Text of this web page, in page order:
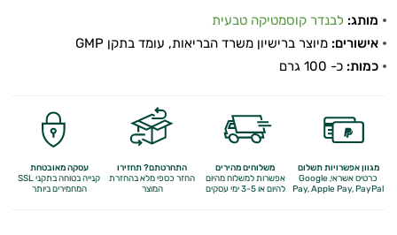
מותג: לבנדר קוסמטיקה טבעית
אישורים: מיוצר ברישיון משרד הבריאות, עומד בתקן GMP
כמות: כ- 100 גרם
מגוון אפשרויות תשלום
כרטיס אשראי, Google
Pay,Apple Pay, PayPal
משלוחים מהירים
אפשרות למשלוח מהיום
להיום או 3-5 ימי עסקים
התחרטתם? תחזירו
החזר כספי מלאבהחזרת
המוצר
עסקה מאובטחת
קנייה בטוחה בתקני SSL
המחמירים ביותר